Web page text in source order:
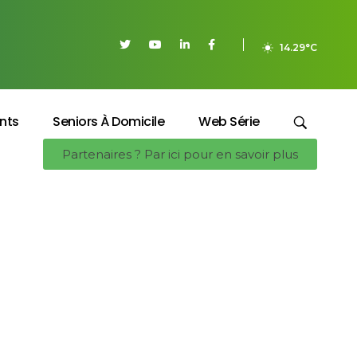
14.29°C
Seniors À Domicile Web Série
Partenaires ? Par ici pour en savoir plus